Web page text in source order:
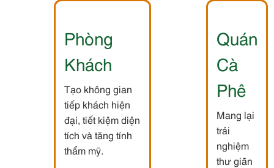
Phòng
Khách
Tạo không gian
tiếp khách hiện
đại, tiết kiệm diện
tích và tăng tính
thẩm mỹ.
Quán
Cà
Phê
Mang lại
trải
nghiệm
thư giãn